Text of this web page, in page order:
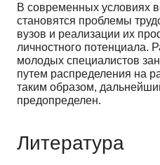
В современных условиях
становятся проблемы
вузов и реализации их
личностного потенциала.
молодых специалистов
путем распределения на
таким образом,
предопределен.
Литература